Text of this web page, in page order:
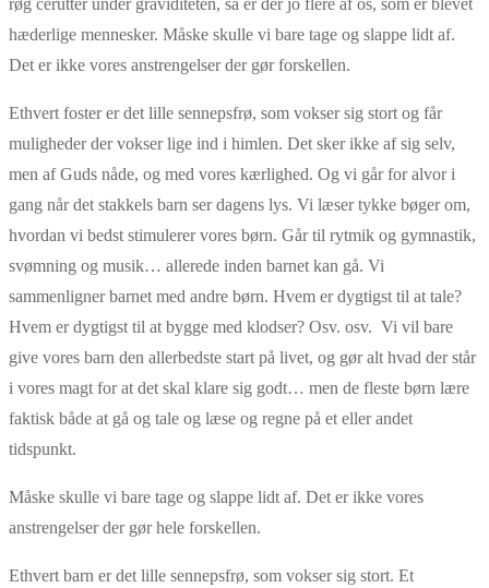
hæderlige mennesker. Måske skulle vi bare tage og slappe lidt af.
Det er ikke vores anstrengelser der gør forskellen.
Ethvert foster er det lille sennepsfrø, som vokser sig stort og får
muligheder der vokser lige ind i himlen. Det sker ikke af sig selv,
men af Guds nåde, og med vores kærlighed. Og vi går for alvor i
gang når det stakkels barn ser dagens lys. Vi læser tykke bøger om,
hvordan vi bedst stimulerer vores børn. Går til rytmik og gymnastik,
svømning og musik… allerede inden barnet kan gå. Vi
sammenligner barnet med andre børn. Hvem er dygtigst til at tale?
Hvem er dygtigst til at bygge med klodser? Osv. osv. Vi vil bare
give vores barn den allerbedste start på livet, og gør alt hvad der står
i vores magt for at det skal klare sig godt… men de fleste børn lære
faktisk både at gå og tale og læse og regne på et eller andet
tidspunkt.
Måske skulle vi bare tage og slappe lidt af. Det er ikke vores
anstrengelser der gør hele forskellen.
Ethvert barn er det lille sennepsfrø, som vokser sig stort. Et